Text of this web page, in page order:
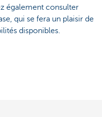
également consulter
qui se fera un plaisir de
disponibles.